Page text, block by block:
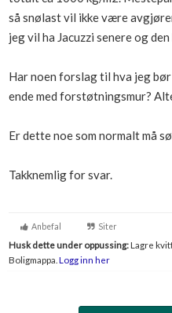
så snølast vil ikke være
jeg vil ha Jacuzzi senere og
Har noen forslag til hva jeg
ende med forstøtningsmur?
Er dette noe som normalt må
Takknemlig for svar.
Anbefal Siter
Husk dette under oppussing:Lagre
Boligmappa. Logg inn her